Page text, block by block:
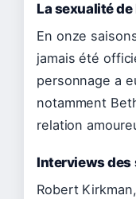
La sexualité
En onze
jamais été
personnage a
notamment
relation
Interviews
Robert